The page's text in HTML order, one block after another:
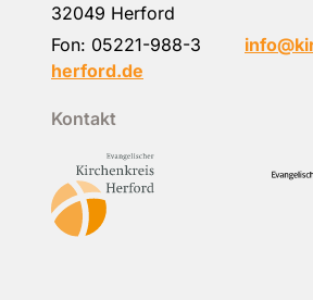
32049 Herford
Fon: 05221-988-3
herford.de
Kontakt